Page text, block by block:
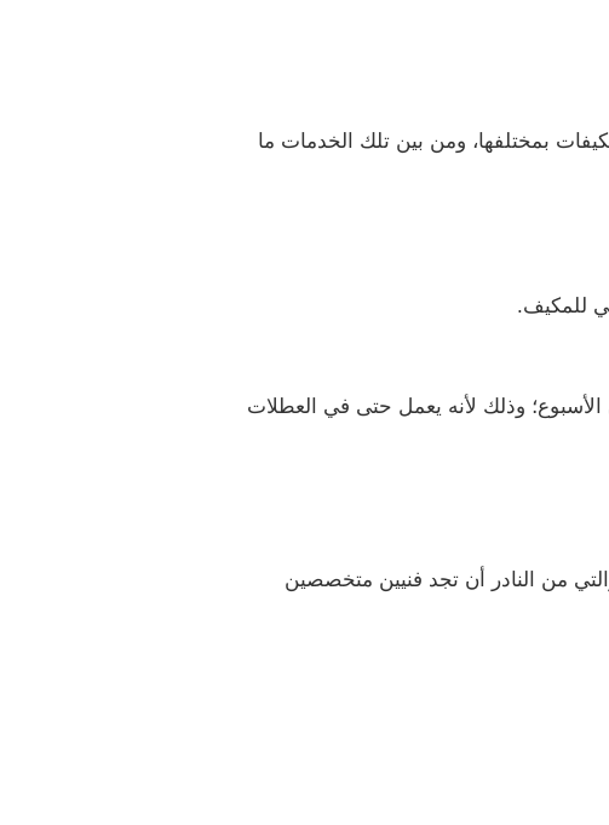
بمختلفها، ومن بين تلك الخدمات ما
للمكيف.
وذلك لأنه يعمل حتى في العطلات
من النادر أن تجد فنيين متخصصين